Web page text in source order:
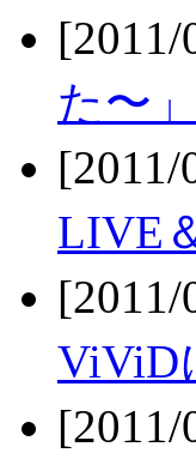
た〜
LIVE
ViViD